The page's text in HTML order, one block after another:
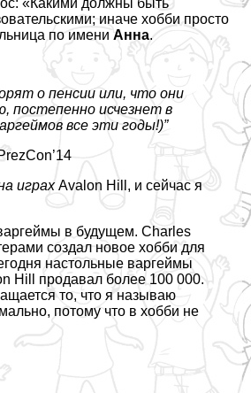
иначе хобби просто
по имениАнна.
о пенсии или, что они
постепенно исчезнет в
все эти годы!)”
играхAvalon Hill, и сейчас я
в будущем. Charles
создал новое хобби для
настольные варгeймы
Hill продавал более 100 000.
то, что я называю
потому что в хобби не